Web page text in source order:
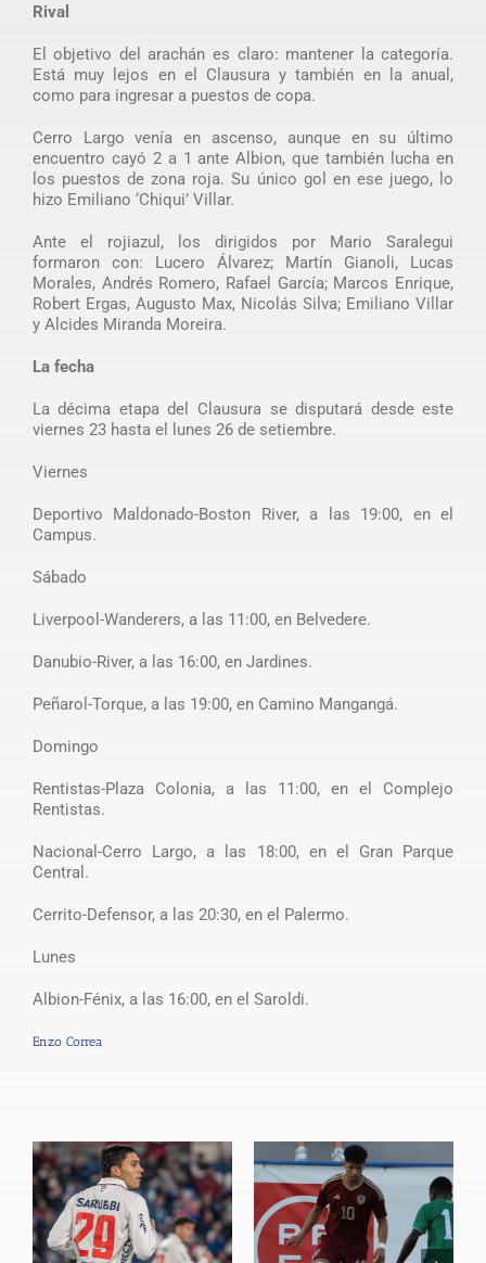
Rival
El objetivo del arachán es claro: mantener la categoría.
Está muy lejos en el Clausura y también en la anual,
como para ingresar a puestos de copa.
Cerro Largo venía en ascenso, aunque en su último
encuentro cayó 2 a 1 ante Albion, que también lucha en
los puestos de zona roja. Su único gol en ese juego, lo
hizo Emiliano ‘Chiqui’ Villar.
Ante el rojiazul, los dirigidos por Mario Saralegui
formaron con: Lucero Álvarez; Martín Gianoli, Lucas
Morales, Andrés Romero, Rafael García; Marcos Enrique,
Robert Ergas, Augusto Max, Nicolás Silva; Emiliano Villar
y Alcides Miranda Moreira.
La fecha
La décima etapa del Clausura se disputará desde este
viernes 23 hasta el lunes 26 de setiembre.
Viernes
Deportivo Maldonado-Boston River, a las 19:00, en el
Campus.
Sábado
Liverpool-Wanderers, a las 11:00, en Belvedere.
Danubio-River, a las 16:00, en Jardines.
Peñarol-Torque, a las 19:00, en Camino Mangangá.
Domingo
Rentistas-Plaza Colonia, a las 11:00, en el Complejo
Rentistas.
Nacional-Cerro Largo, a las 18:00, en el Gran Parque
Central.
Cerrito-Defensor, a las 20:30, en el Palermo.
Lunes
Albion-Fénix, a las 16:00, en el Saroldi.
Enzo Correa